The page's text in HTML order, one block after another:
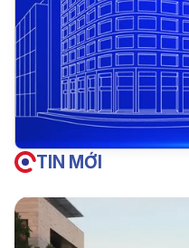
TIN MỚI